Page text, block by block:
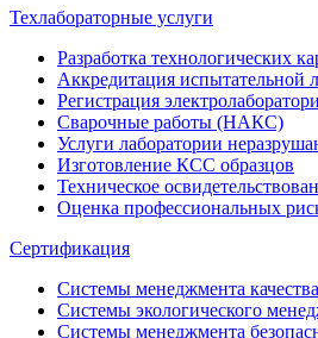
Техлабораторные услуги
Разработка технологических
Аккредитация испытательной
Регистрация
Сварочные работы (НАКС)
Услуги лаборатории
Изготовление КСС образцов
Техническое
Оценка профессиональных
Сертификация
Системы менеджмента качества
Системы экологического
Системы менеджмента